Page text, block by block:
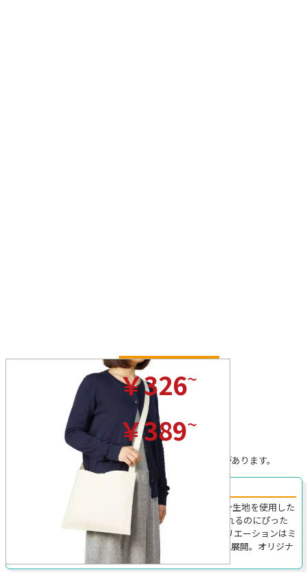
ナチュラル
￥326~
(税込)/枚
カラー
￥389~
(税込)/枚
※プリントを行わない場合の税込価格です。
※無地の場合、ロット割れ手数料がかかることがあります。
スマホなどを入れられる内ポケット付きサコッシュ！
TR-1075｜ナチュラルな風合いが特徴の上質なコットン生地を使用した
シンプルなサコッシュです。スマホや家の鍵などを入れるのにぴった
りなインナーポケット付きがとっても便利。カラーバリエーションはミ
ッドナイトブルー、ナチュラル、ナイトブラックの3色展開。オリジナ
ル名入れ制作も格安で承ります。